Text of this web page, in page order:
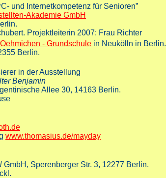
und Internetkompetenz für Senioren”
Akademie GmbH
Projektleiterin 2007: Frau Richter
- Grundschule in Neukölln in Berlin.
Berlin.
in der Ausstellung
Benjamin
Allee 30, 14163 Berlin.
www.thomasius.de/mayday
GmbH, Sperenberger Str. 3, 12277 Berlin.